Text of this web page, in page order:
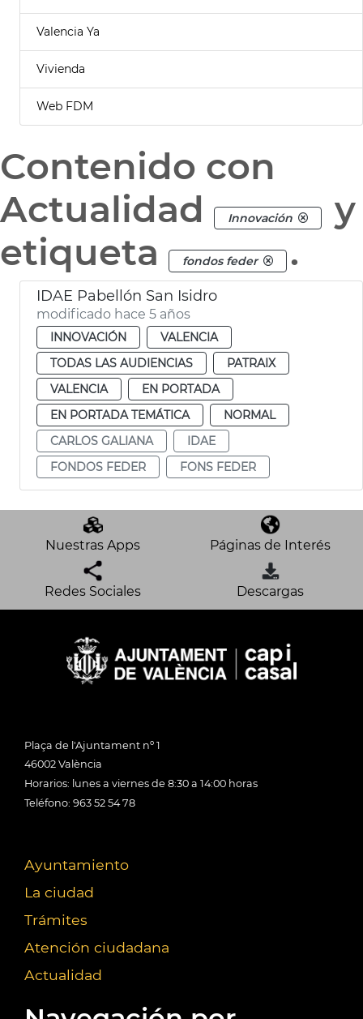
Valencia Ya
Vivienda
Web FDM
Contenido con
Actualidad
Innovación
y
etiqueta
fondos feder .
IDAE Pabellón San Isidro
modificado hace 5 años
INNOVACIÓN
VALENCIA
TODAS LAS AUDIENCIAS
PATRAIX
VALENCIA
EN PORTADA
EN PORTADA TEMÁTICA
NORMAL
CARLOS GALIANA
IDAE
FONDOS FEDER
FONS FEDER
Nuestras Apps Páginas de Interés
Redes Sociales Descargas
Plaça de l'Ajuntament nº 1
46002 València
Horarios: lunes a viernes de 8:30 a 14:00 horas
Teléfono: 963 52 54 78
Ayuntamiento
La ciudad
Trámites
Atención ciudadana
Actualidad